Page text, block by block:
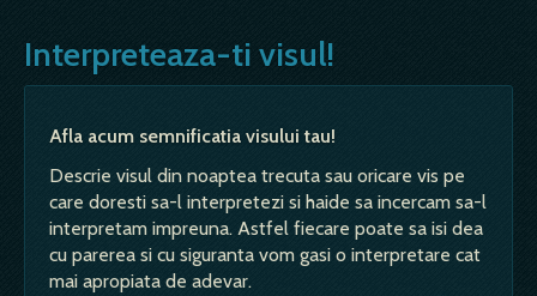
Interpreteaza-ti visul!
Afla acum semnificatia visului tau!
Descrie visul din noaptea trecuta sau oricare vis pe
care doresti sa-l interpretezi si haide sa incercam sa-l
interpretam impreuna. Astfel fiecare poate sa isi dea
cu parerea si cu siguranta vom gasi o interpretare cat
mai apropiata de adevar.